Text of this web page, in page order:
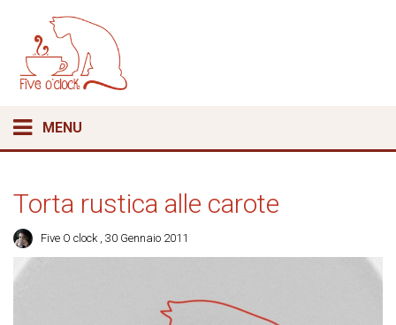
MENU
Torta rustica alle carote
Five O clock , 30 Gennaio 2011